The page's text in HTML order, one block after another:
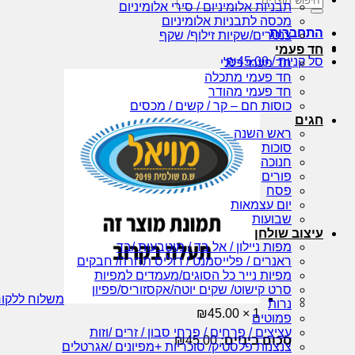
עבור:
התחברות
סל קניות / ₪45.00
משלוח
1 ×
₪45.00
סכום ביניים:
₪45.00
תבניות אלומיניום / סירי אלומיניום
מכסה לתבניות אלומיניום
צנטרים/שקיות זילוף/ שקף
חד פעמי
חד פעמי כללי
חד פעמי מתכלה
חד פעמי מהודר
כוסות חם – קר / קשים / מכסים
חגים
ראש השנה
סוכות
חנוכה
פורים
פסח
יום עצמאות
שבועות
עיצוב שולחן
מפות ניילון / אל בד / מוטבעות /בד
ראנרים / פלייסמנט / דוליס תחרה/ חבקים
מפיות נייר כל הסוגים/מעמדים למפיות
סרט קישוט/ שקים יוטה/אקסזוריס/פפיון
נרות
פמוטים
עציצים / פרחים / פרחי סבון / זרים /וזות
צנצנות פלסטיק/ סוכריות +מפיונים /אגרטלים